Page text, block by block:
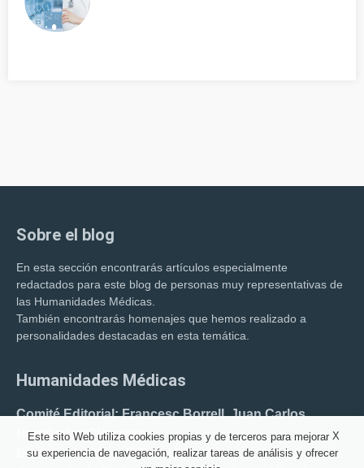
Sobre el blog
En esta sección encontrarás artículos especialmente
redactados para este blog de personas muy representativas de
las Humanidades Médicas.
También encontrarás homenajes que hemos realizado a
personalidades destacadas en esta temática.
Humanidades Médicas
Comité Editorial: Francesc Borrell. Juan Carlos
Hernández Clemente.
Director del blog: F. Borrell Carrió.
X
Este sito Web utiliza cookies propias y de terceros para mejorar
su experiencia de navegación, realizar tareas de análisis y ofrecer